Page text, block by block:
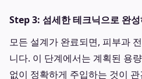
Step 3: 섬세한 테크닉으로 완
모든 설계가 완료되면, 피부과
니다. 이 단계에서는 계획된 용
없이 정확하게 주입하는 것이